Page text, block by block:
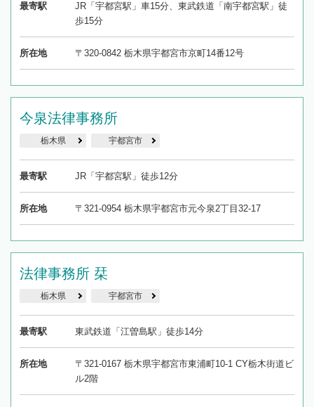
最寄駅
JR「宇都宮駅」車15分、東武鉄道「南宇都宮駅」徒
歩15分
所在地 〒320-0842 栃木県宇都宮市京町14番12号
今泉法律事務所
栃木県 宇都宮市
最寄駅 JR「宇都宮駅」徒歩12分
所在地 〒321-0954 栃木県宇都宮市元今泉2丁目32-17
法律事務所 栞
栃木県 宇都宮市
最寄駅 東武鉄道「江曽島駅」徒歩14分
所在地
〒321-0167 栃木県宇都宮市東浦町10-1 CY栃木街道ビ
ル2階